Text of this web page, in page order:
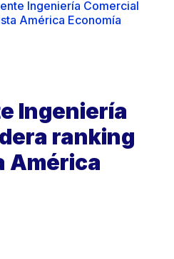
Ingeniería Comercial
América Economía
Ingeniería
ranking
América